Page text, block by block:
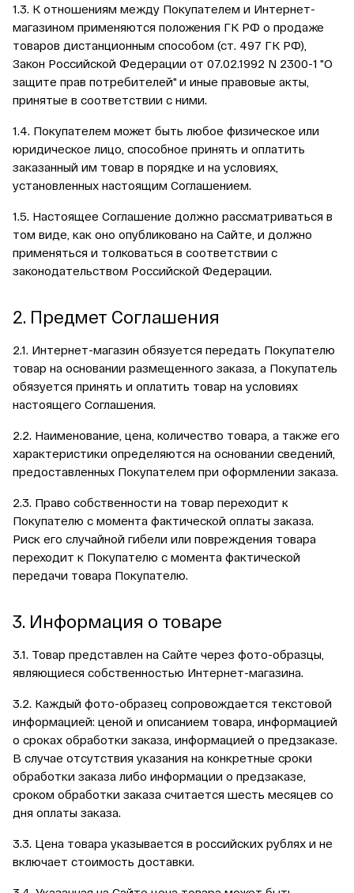
1.3. К отношениям между Покупателем и Интернет-
магазином применяются положения ГК РФ о продаже
товаров дистанционным способом (ст. 497 ГК РФ),
Закон Российской Федерации от 07.02.1992 N 2300-1 "О
защите прав потребителей" и иные правовые акты,
принятые в соответствии с ними.
1.4. Покупателем может быть любое физическое или
юридическое лицо, способное принять и оплатить
заказанный им товар в порядке и на условиях,
установленных настоящим Соглашением.
1.5. Настоящее Соглашение должно рассматриваться в
том виде, как оно опубликовано на Сайте, и должно
применяться и толковаться в соответствии с
законодательством Российской Федерации.
2. Предмет Соглашения
2.1. Интернет-магазин обязуется передать Покупателю
товар на основании размещенного заказа, а Покупатель
обязуется принять и оплатить товар на условиях
настоящего Соглашения.
2.2. Наименование, цена, количество товара, а также его
характеристики определяются на основании сведений,
предоставленных Покупателем при оформлении заказа.
2.3. Право собственности на товар переходит к
Покупателю с момента фактической оплаты заказа.
Риск его случайной гибели или повреждения товара
переходит к Покупателю с момента фактической
передачи товара Покупателю.
3. Информация о товаре
3.1. Товар представлен на Сайте через фото-образцы,
являющиеся собственностью Интернет-магазина.
3.2. Каждый фото-образец сопровождается текстовой
информацией: ценой и описанием товара, информацией
о сроках обработки заказа, информацией о предзаказе.
В случае отсутствия указания на конкретные сроки
обработки заказа либо информации о предзаказе,
сроком обработки заказа считается шесть месяцев со
дня оплаты заказа.
3.3. Цена товара указывается в российских рублях и не
включает стоимость доставки.